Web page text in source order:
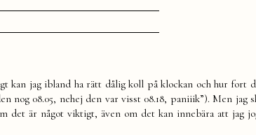
kan jag ibland ha rätt dålig koll på klockan och hur fort
nog 08.05, nehej den var visst 08.18, paniiik”). Men jag
är något viktigt, även om det kan innebära att jag